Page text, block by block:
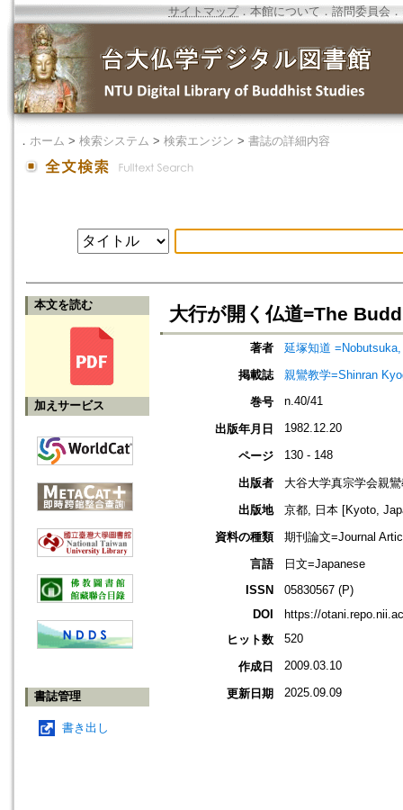
サイトマップ．本館について ． 諮問委員会 ．
． ホーム > 検索システム > 検索エンジン > 書誌の詳細内容
本文を読む
加えサービス
書誌管理
書き出し
大行が開く仏道=The
著者
延塚知道
掲載誌
親鸞教学=Shinran
巻号
n.40/41
出版年月日 1982.12.20
ページ 130 - 148
出版者
大谷大学真宗学会親
出版地
京都, 日本 [Kyoto,
資料の種類
期刊論文=Journal
言語
日文=Japanese
ISSN
05830567 (P)
DOI
https://
ヒット数
520
作成日 2009.03.10
更新日期 2025.09.09